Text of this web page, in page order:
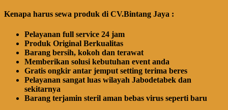
Kenapa harus sewa produk di CV.Bintang Jaya :
Pelayanan full service 24 jam
Produk Original Berkualitas
Barang bersih, kokoh dan terawat
Memberikan solusi kebutuhan event anda
Gratis ongkir antar jemput setting terima beres
Pelayanan sangat luas wilayah Jabodetabek dan
sekitarnya
Barang terjamin steril aman bebas virus seperti baru